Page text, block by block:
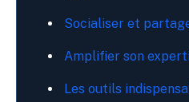
Socialiser et
Amplifier son
Les outils